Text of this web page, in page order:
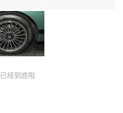
已经到底啦